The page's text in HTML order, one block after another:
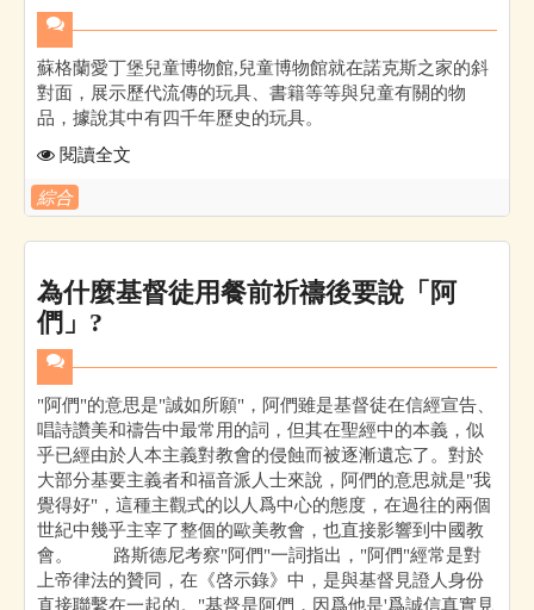
蘇格蘭愛丁堡兒童博物館,兒童博物館就在諾克斯之家的斜
對面，展示歷代流傳的玩具、書籍等等與兒童有關的物
品，據說其中有四千年歷史的玩具。
閱讀全文
綜合
為什麼基督徒用餐前祈禱後要說「阿
們」?
"阿們"的意思是"誠如所願"，阿們雖是基督徒在信經宣告、
唱詩讚美和禱告中最常用的詞，但其在聖經中的本義，似
乎已經由於人本主義對教會的侵蝕而被逐漸遺忘了。對於
大部分基要主義者和福音派人士來說，阿們的意思就是"我
覺得好"，這種主觀式的以人爲中心的態度，在過往的兩個
世紀中幾乎主宰了整個的歐美教會，也直接影響到中國教
會。 路斯德尼考察"阿們"一詞指出，"阿們"經常是對
上帝律法的贊同，在《啓示錄》中，是與基督見證人身份
直接聯繫在一起的。"基督是阿們，因爲他是'爲誠信真實見